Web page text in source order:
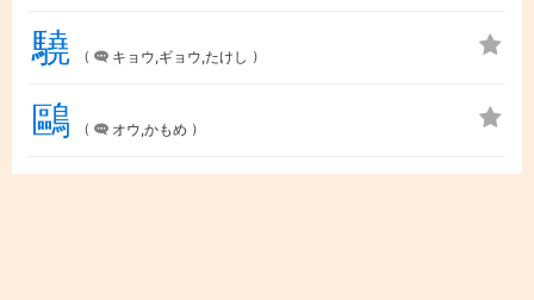
驍 （ キョウ,ギョウ,たけし ）
鷗 （ オウ,かもめ ）